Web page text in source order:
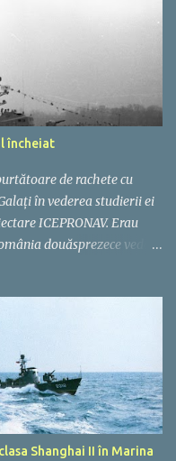
încheiat
de rachete cu
în vederea studierii ei
ICEPRONAV. Erau
douăsprezece vedete
diesel, o parte
de navigație. Vedetă
205 (pакетные катера
nave foarte reușite, fiind
purtau denumirea
Shanghai II în Marina